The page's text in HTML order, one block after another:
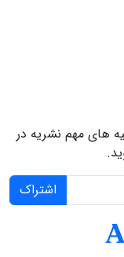
های مهم نشریه در
اشتراک